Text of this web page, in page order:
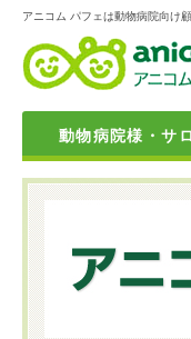
アニコム パフェは動物病院向け
動物病院様・サ
動物病院向け顧客管
動物病院開業サポート
動物病院向けの保険商
獣医師・動物看護師
「トリミングサロン
おうちに帰れない子
ペット霊園を検索で
24時間365日電話で
育てる幸せをお手元
飼い主様向けお役立ち
学生向け就職対策講